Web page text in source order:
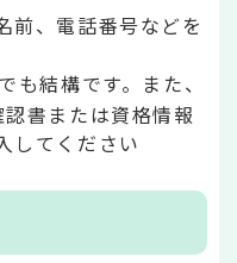
前、電話番号などを
結構です。また、
書または資格情報
してください